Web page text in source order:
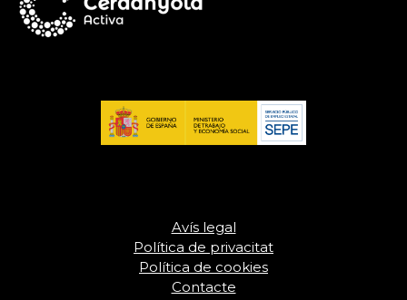
Avís legal
Política de privacitat
Política de cookies
Contacte